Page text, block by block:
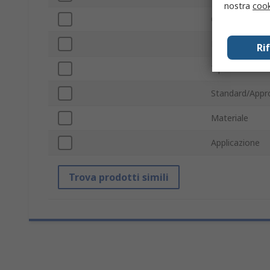
Colore
Tipo di
Standard/
Materiale
Applicazione
Trova prodotti simili
nostra